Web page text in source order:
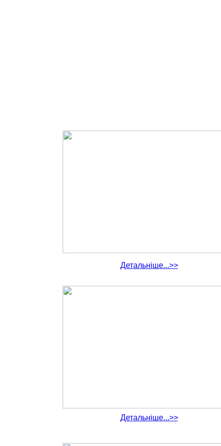
Детальніше...>>
Детальніше...>>